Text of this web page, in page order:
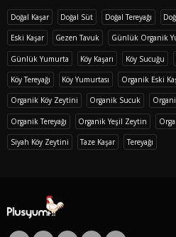
Doğal Kaşar Doğal Süt Doğal Tereyağı
Eski Kaşar Gezen Tavuk Günlük Organik
Günlük Yumurta Köy Kaşarı Köy Sucuğu
Köy Tereyağı Köy Yumurtası Organik Eski
Organik Köy Zeytini Organik Sucuk
Organik Tereyağı Organik Yeşil Zeytin
Siyah Köy Zeytini Taze Kaşar Tereyağı